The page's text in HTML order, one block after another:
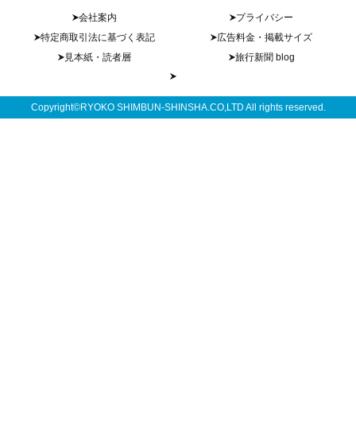
会社案内
プライバシー
特定商取引法に基づく表記
広告料金・掲載サイズ
見本紙・読者層
旅行新聞 blog
Copyright©RYOKO SHIMBUN-SHINSHA.CO,LTD All rights reserved.